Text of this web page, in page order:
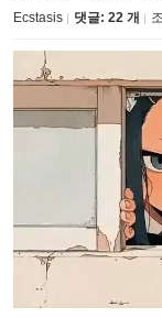
Ecstasis 댓글: 22 개